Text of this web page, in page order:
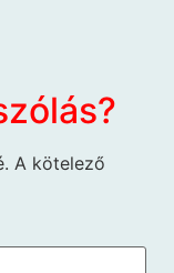
A kötelező